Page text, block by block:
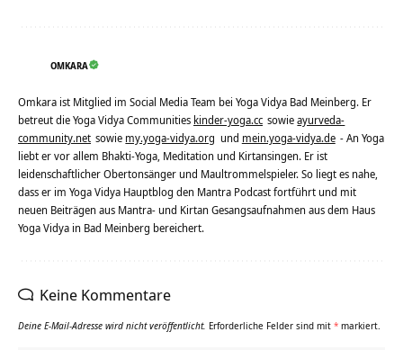
OMKARA
Omkara ist Mitglied im Social Media Team bei Yoga Vidya Bad Meinberg. Er
betreut die Yoga Vidya Communities kinder-yoga.cc sowieayurveda-
community.net sowie my.yoga-vidya.org und mein.yoga-vidya.de - An Yoga
liebt er vor allem Bhakti-Yoga, Meditation und Kirtansingen. Er ist
leidenschaftlicher Obertonsänger und Maultrommelspieler. So liegt es nahe,
dass er im Yoga Vidya Hauptblog den Mantra Podcast fortführt und mit
neuen Beiträgen aus Mantra- und Kirtan Gesangsaufnahmen aus dem Haus
Yoga Vidya in Bad Meinberg bereichert.
Keine Kommentare
Deine E-Mail-Adresse wird nicht veröffentlicht. Erforderliche Felder sind mit * markiert.